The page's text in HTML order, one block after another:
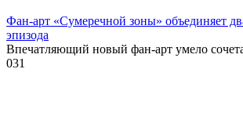
Фан-арт «Сумеречной зоны» объединяет
эпизода
Впечатляющий новый фан-арт умело
031